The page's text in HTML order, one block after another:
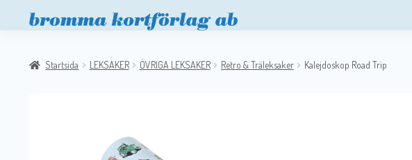
Startsida LEKSAKER ÖVRIGA LEKSAKER Retro & Träleksaker Kalejdoskop Road Trip